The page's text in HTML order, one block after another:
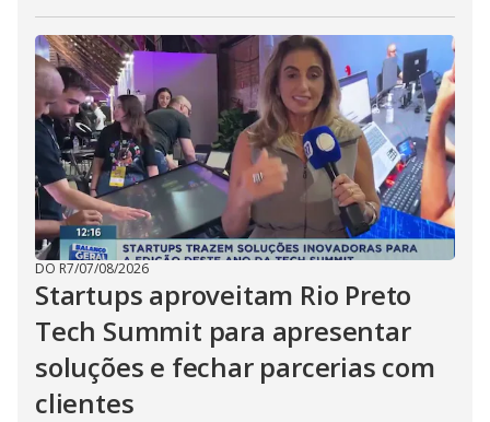
DO R7/07/08/2026
Startups aproveitam Rio Preto
Tech Summit para apresentar
soluções e fechar parcerias com
clientes